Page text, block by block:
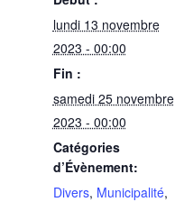
lundi 13 novembre
2023 - 00:00
Fin :
samedi 25 novembre
2023 - 00:00
Catégories
d’Évènement:
Divers, Municipalité,